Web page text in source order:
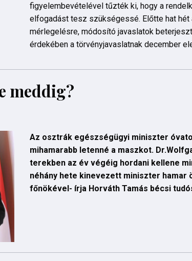
figyelembevételével tűzték ki, hogy a
elfogadást tesz szükségessé. Előtte hat
mérlegelésre, módosító javaslatok
érdekében a törvényjavaslatnak december
meddig?
Az osztrák egészségügyi miniszter
mihamarabb letenné a maszkot.
terekben az év végéig hordani kellene
néhány hete kinevezett miniszter hamar
főnökével- írja Horváth Tamás bécsi